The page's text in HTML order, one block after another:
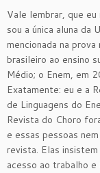
Vale lembrar, que
sou a única aluna da
mencionada na
brasileiro ao ensino
Médio; o Enem, em
Exatamente: eu e a
de Linguagens do
Revista do Choro
e essas pessoas
revista. Elas
acesso ao trabalho